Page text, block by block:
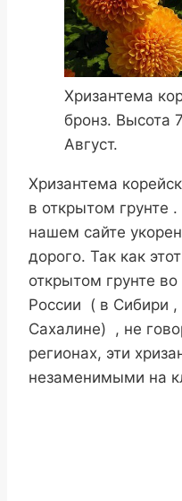
Хризантема
бронз. Высота
Август.
Хризантема
в открытом грунте
нашем сайте
дорого. Так как
открытом грунте
России ( в Сибири
Сахалине) , не
регионах, эти
незаменимыми на